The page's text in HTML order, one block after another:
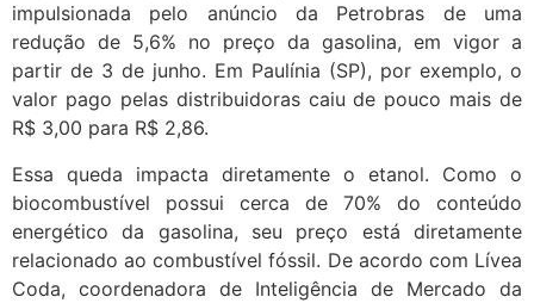
impulsionada pelo anúncio da Petrobras de uma
redução de 5,6% no preço da gasolina, em vigor a
partir de 3 de junho. Em Paulínia (SP), por exemplo, o
valor pago pelas distribuidoras caiu de pouco mais de
R$ 3,00 para R$ 2,86.
Essa queda impacta diretamente o etanol. Como o
biocombustível possui cerca de 70% do conteúdo
energético da gasolina, seu preço está diretamente
relacionado ao combustível fóssil. De acordo com Lívea
Coda, coordenadora de Inteligência de Mercado da